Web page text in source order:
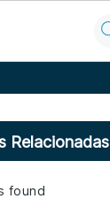
Relacionadas
found